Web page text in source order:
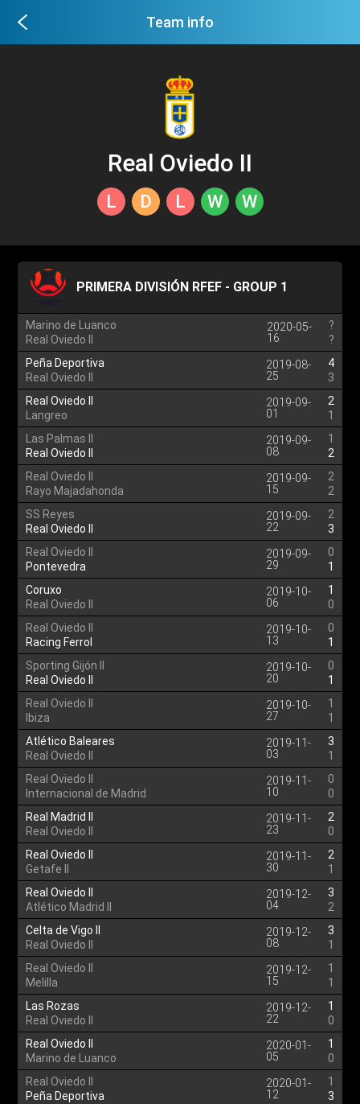
Team info
Real Oviedo II
L D L W W
PRIMERA DIVISIÓN RFEF - GROUP 1
Marino de Luanco
Real Oviedo II
2020-05-
16
?
?
Peña Deportiva
Real Oviedo II
2019-08-
25
4
3
Real Oviedo II
Langreo
2019-09-
01
2
1
Las Palmas II
Real Oviedo II
2019-09-
08
1
2
Real Oviedo II
Rayo Majadahonda
2019-09-
15
2
2
SS Reyes
Real Oviedo II
2019-09-
22
2
3
Real Oviedo II
Pontevedra
2019-09-
29
0
1
Coruxo
Real Oviedo II
2019-10-
06
1
0
Real Oviedo II
Racing Ferrol
2019-10-
13
0
1
Sporting Gijón II
Real Oviedo II
2019-10-
20
0
1
Real Oviedo II
Ibiza
2019-10-
27
1
1
Atlético Baleares
Real Oviedo II
2019-11-
03
3
1
Real Oviedo II
Internacional de Madrid
2019-11-
10
0
0
Real Madrid II
Real Oviedo II
2019-11-
23
2
0
Real Oviedo II
Getafe II
2019-11-
30
2
1
Real Oviedo II
Atlético Madrid II
2019-12-
04
3
2
Celta de Vigo II
Real Oviedo II
2019-12-
08
3
1
Real Oviedo II
Melilla
2019-12-
15
1
1
Las Rozas
Real Oviedo II
2019-12-
22
1
0
Real Oviedo II
Marino de Luanco
2020-01-
05
1
0
Real Oviedo II
Peña Deportiva
2020-01-
12
1
3